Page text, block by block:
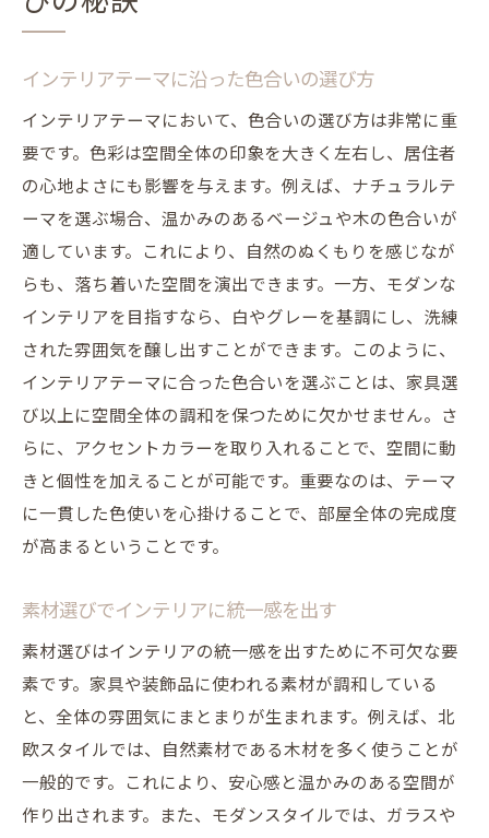
北欧デザインに合う色と素材の選定
自然素材を使用した家具の魅力
北欧風デコレーションアイテムの選び方
居心地の良い北欧空間の作り方
モダンなインテリアに最適な家具デザインとは
直線的デザインの家具選びのコツ
モダンテーマに合わせたカラーパレット
ガラスや金属を用いた家具の魅力
洗練されたデザインで空間を引き立てる
機能性とデザイン性を兼ね備えた家具
モダンインテリアに合うアートの選び方
木製家具の選び方とメンテナンス
空間
温かみを感じるテクスチャーの活用法
リサイクル素材の家具を選ぶポイント
シンプルかつナチュラルなデザインの魅力
自然光を活かした家具配置のテクニック
テーマに合った家具が創り出す居心地の良い空
間
インテリアテーマに沿った色合いの選び方
インテリアテーマにおいて、色合いの選び方は非常に重
要です。色彩は空間全体の印象を大きく左右し、居住者
の心地よさにも影響を与えます。例えば、ナチュラルテ
ーマを選ぶ場合、温かみのあるベージュや木の色合いが
適しています。これにより、自然のぬくもりを感じなが
らも、落ち着いた空間を演出できます。一方、モダンな
インテリアを目指すなら、白やグレーを基調にし、洗練
された雰囲気を醸し出すことができます。このように、
インテリアテーマに合った色合いを選ぶことは、家具選
び以上に空間全体の調和を保つために欠かせません。さ
らに、アクセントカラーを取り入れることで、空間に動
きと個性を加えることが可能です。重要なのは、テーマ
に一貫した色使いを心掛けることで、部屋全体の完成度
が高まるということです。
素材選びでインテリアに統一感を出す
素材選びはインテリアの統一感を出すために不可欠な要
素です。家具や装飾品に使われる素材が調和している
と、全体の雰囲気にまとまりが生まれます。例えば、北
欧スタイルでは、自然素材である木材を多く使うことが
一般的です。これにより、安心感と温かみのある空間が
作り出されます。また、モダンスタイルでは、ガラスや